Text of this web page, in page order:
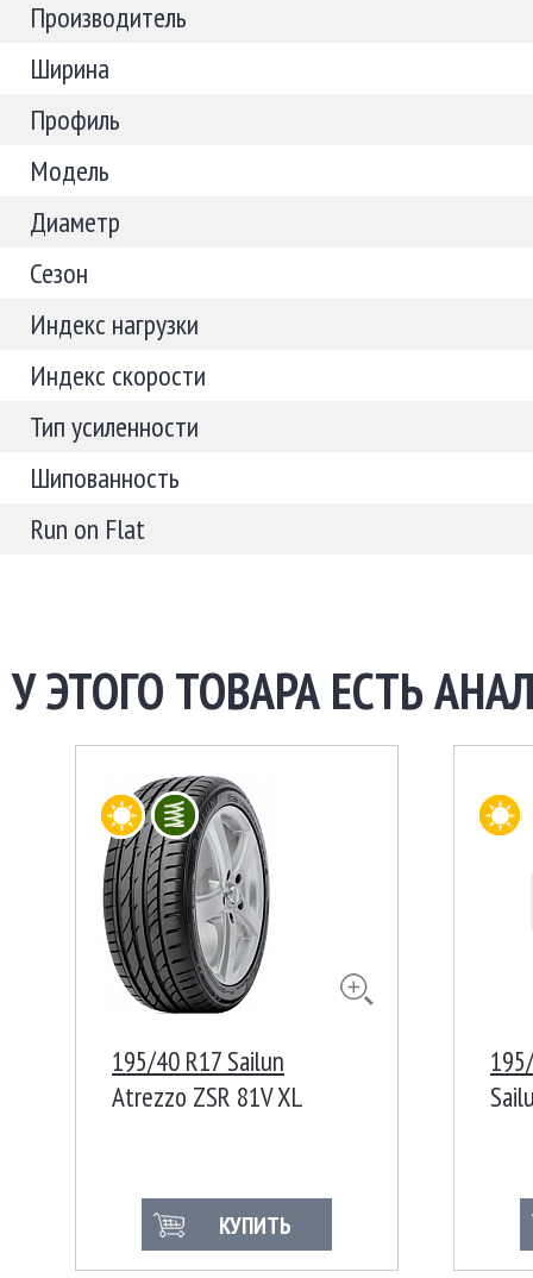
Производитель
Ширина
Профиль
Модель
Диаметр
Сезон
Индекс нагрузки
Индекс скорости
Тип усиленности
Шипованность
Run on Flat
У ЭТОГО ТОВАРА ЕСТЬ
195/40 R17 Sailun
Atrezzo ZSR 81V XL
КУПИТЬ